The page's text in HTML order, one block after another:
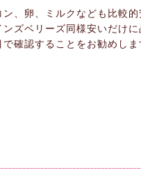
ン、卵、ミルクなども比較
ンズベリーズ同様安いだけ
確認することをお勧めしま